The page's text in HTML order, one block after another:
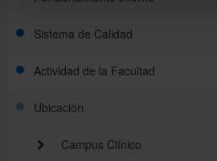
Sistema de Calidad
Actividad de la Facultad
Ubicación
Campus Clínico